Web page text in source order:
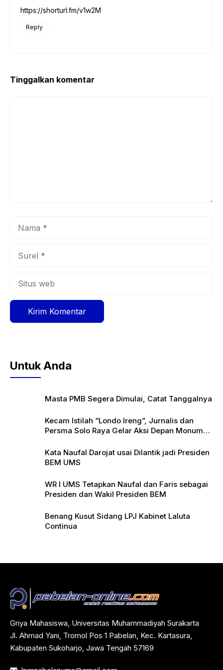
https://shorturl.fm/v1w2M
Reply
Tinggalkan komentar
Untuk Anda
Masta PMB Segera Dimulai, Catat Tanggalnya
Kecam Istilah “Londo Ireng”, Jurnalis dan
Persma Solo Raya Gelar Aksi Depan Monumen
Kata Naufal Darojat usai Dilantik jadi Presiden
BEM UMS
WR I UMS Tetapkan Naufal dan Faris sebagai
Presiden dan Wakil Presiden BEM
Benang Kusut Sidang LPJ Kabinet Laluta
Continua
Griya Mahasiswa, Universitas Muhammadiyah Surakarta
Jl. Ahmad Yani, Tromol Pos 1 Pabelan, Kec. Kartasura,
Kabupaten Sukoharjo, Jawa Tengah 57169